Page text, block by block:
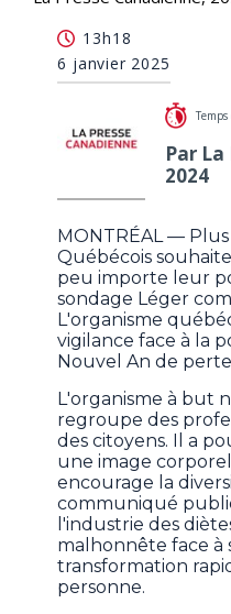
perte de poids, selon
13h18
6 janvier 2025
Par La
2024
MONTRÉAL —
Québécois
peu importe leur
sondage Léger
L'organisme
vigilance face à la
Nouvel An de
L'organisme à but
regroupe des
des citoyens. Il a
une image
encourage la
communiqué
l'industrie des
malhonnête face à
transformation
personne.